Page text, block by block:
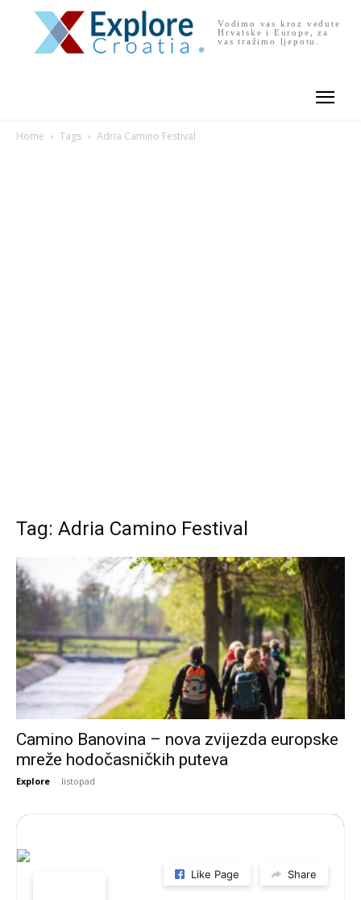
Vodimo vas kroz vedute
Hrvatske i Europe, za
vas tražimo ljepotu.
Home Tags Adria Camino Festival
Tag: Adria Camino Festival
Camino Banovina – nova zvijezda europske
mreže hodočasničkih puteva
Explore - listopad
Like Page Share